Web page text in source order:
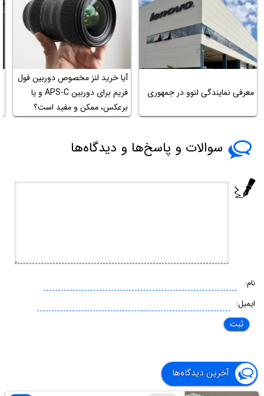
معرفی نمایندگی لنوو در جمهوری
آیا خرید لنز مخصوص دوربین فول
فریم برای دوربین APS-C و یا
برعکس، ممکن و مفید است؟
سوالات و پاسخ‌ها و دیدگاه‌ها
نام:
ایمیل:
آخرین دیدگاه‌ها